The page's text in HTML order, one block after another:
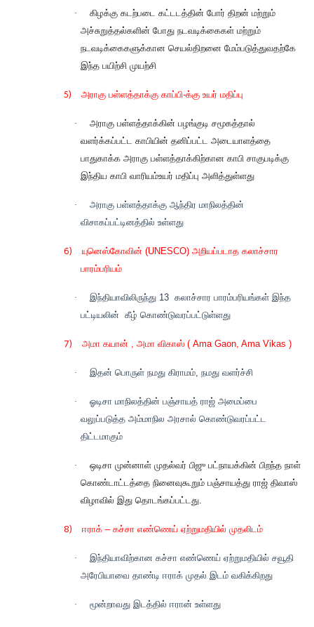
·
கிழக்கு கடற்படை கட்டடத்தின் போர் திறன் மற்றும்
அச்சுறுத்தல்களின் போது நடவடிக்கைகள் மற்றும்
நடவடிக்கைகளுக்கான செயல்திறனை மேம்படுத்துவதற்கே
இந்த பயிற்சி முயற்சி
5) அராகு பள்ளத்தாக்கு காப்பி-க்கு உயர் மதிப்பு
·
அராகு பள்ளத்தாக்கின் பழங்குடி சமூகத்தால்
வளர்க்கப்பட்ட காபியின் தனிப்பட்ட அடையாளத்தை
பாதுகாக்க அராகு பள்ளத்தாக்கிற்கான காபி சாகுபடிக்கு
இந்திய காபி வாரியம்உயர் மதிப்பு அளித்துள்ளது
·
அராகு பள்ளத்தாக்கு ஆந்திர மாநிலத்தின்
விசாகப்பட்டினத்தில் உள்ளது
6)
யுனெஸ்கோவின் (UNESCO) அறியப்படாத கலாச்சார
பாரம்பரியம்
· இந்தியாவிலிருந்து 13 கலாச்சார பாரம்பரியங்கள் இந்த
பட்டியலின் கீழ் கொண்டுவரப்பட்டுள்ளது
7) அமா கயான் , அமா விகாஸ் ( Ama Gaon, Ama Vikas )
· இதன் பொருள் நமது கிராமம், நமது வளர்ச்சி
·
ஓடிசா மாநிலத்தின் பஞ்சாயத் ராஜ் அமைப்பை
வலுப்படுத்த அம்மாநில அரசால் கொண்டுவரப்பட்ட
திட்டமாகும்
·
ஒடிசா முன்னாள் முதல்வர் பிஜு பட்நாயக்கின் பிறந்த நாள்
கொண்டாட்டத்தை நினைவுகூறும் பஞ்சாயத்து ராஜ் திவாஸ்
விழாவில் இது தொடங்கப்பட்டது.
8) ஈராக் – கச்சா எண்ணெய் ஏற்றுமதியில் முதலிடம்
·
இந்தியாவிற்கான கச்சா எண்ணெய் ஏற்றுமதியில் சவூதி
அரேபியாவை தாண்டி ஈராக் முதல் இடம் வகிக்கிறது
· மூன்றாவது இடத்தில் ஈரான் உள்ளது